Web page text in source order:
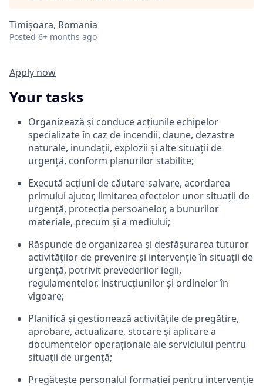
Timișoara, Romania
Posted 6+ months ago
Apply now
Your tasks
Organizează și conduce acțiunile echipelor
specializate în caz de incendii, daune, dezastre
naturale, inundații, explozii și alte situații de
urgență, conform planurilor stabilite;
Execută acțiuni de căutare-salvare, acordarea
primului ajutor, limitarea efectelor unor situații de
urgență, protecția persoanelor, a bunurilor
materiale, precum și a mediului;
Răspunde de organizarea și desfășurarea tuturor
activităților de prevenire și intervenție în situații de
urgență, potrivit prevederilor legii,
regulamentelor, instrucțiunilor și ordinelor în
vigoare;
Planifică și gestionează activitățile de pregătire,
aprobare, actualizare, stocare și aplicare a
documentelor operaționale ale serviciului pentru
situații de urgență;
Pregătește personalul formației pentru intervenție